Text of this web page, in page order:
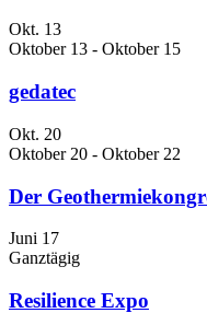
Okt. 13
Oktober 13 - Oktober 15
gedatec
Okt. 20
Oktober 20 - Oktober 22
Der
Juni 17
Ganztägig
Resilience Expo